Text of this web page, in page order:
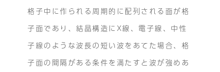
格子中に作られる周期的に配列される面が格
子面であり、結晶構造にX線、電子線、中性
子線のような波長の短い波をあてた場合、格
子面の間隔がある条件を満たすと波が強めあ